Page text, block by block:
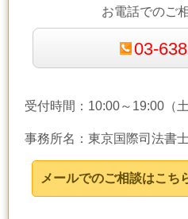
お電話でのご
03-
受付時間：10:00～19:00（
事務所名：東京国際司法書
メールでのご相談はこち